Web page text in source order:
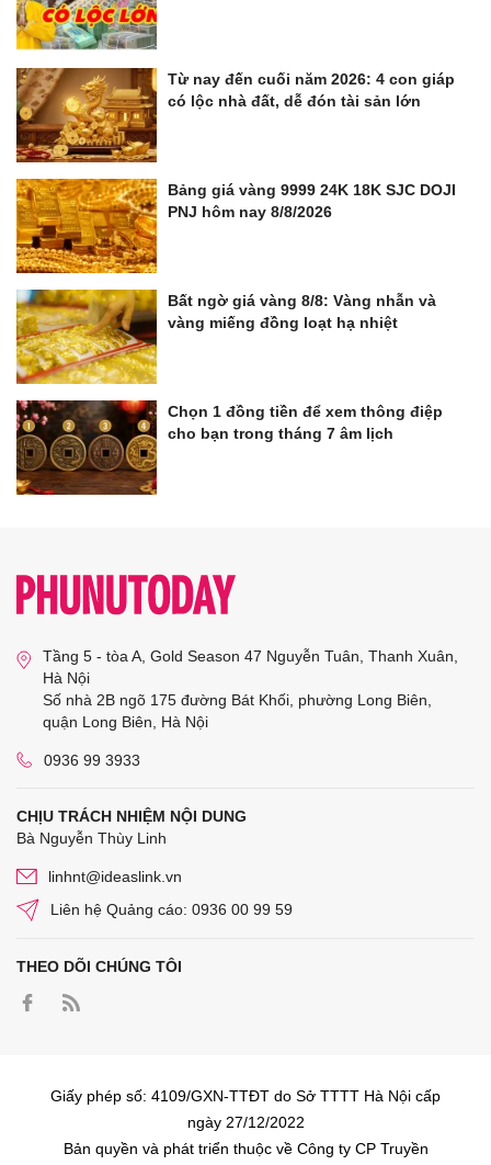
Từ nay đến cuối năm 2026: 4 con giáp
có lộc nhà đất, dễ đón tài sản lớn
Bảng giá vàng 9999 24K 18K SJC DOJI
PNJ hôm nay 8/8/2026
Bất ngờ giá vàng 8/8: Vàng nhẫn và
vàng miếng đồng loạt hạ nhiệt
Chọn 1 đồng tiền để xem thông điệp
cho bạn trong tháng 7 âm lịch
Tầng 5 - tòa A, Gold Season 47 Nguyễn Tuân, Thanh Xuân,
Hà Nội
Số nhà 2B ngõ 175 đường Bát Khối, phường Long Biên,
quận Long Biên, Hà Nội
0936 99 3933
CHỊU TRÁCH NHIỆM NỘI DUNG
Bà Nguyễn Thùy Linh
linhnt@ideaslink.vn
Liên hệ Quảng cáo: 0936 00 99 59
THEO DÕI CHÚNG TÔI
Giấy phép số: 4109/GXN-TTĐT do Sở TTTT Hà Nội cấp
ngày 27/12/2022
Bản quyền và phát triển thuộc về Công ty CP Truyền